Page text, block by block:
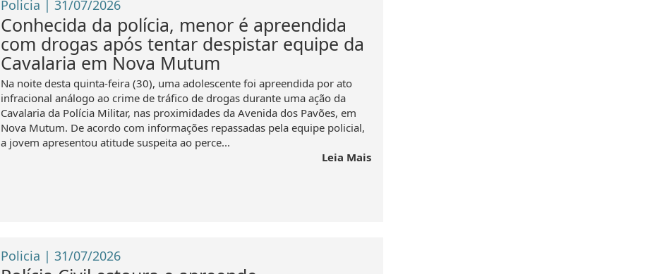
Policia | 31/07/2026
Conhecida da polícia, menor é apreendida
com drogas após tentar despistar equipe da
Cavalaria em Nova Mutum
Na noite desta quinta-feira (30), uma adolescente foi apreendida por ato
infracional análogo ao crime de tráfico de drogas durante uma ação da
Cavalaria da Polícia Militar, nas proximidades da Avenida dos Pavões, em
Nova Mutum. De acordo com informações repassadas pela equipe policial,
a jovem apresentou atitude suspeita ao perce...
Leia Mais
Policia | 31/07/2026